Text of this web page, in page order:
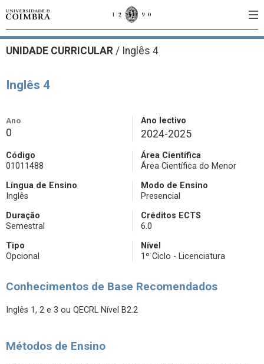
UNIDADE CURRICULAR / Inglês 4
Inglês 4
Ano
0
Ano lectivo
2024-2025
Código
01011488
Área Científica
Área Científica do Menor
Língua de Ensino
Inglês
Modo de Ensino
Presencial
Duração
Semestral
Créditos ECTS
6.0
Tipo
Opcional
Nível
1º Ciclo - Licenciatura
Conhecimentos de Base Recomendados
Inglês 1, 2 e 3 ou QECRL Nível B2.2
Métodos de Ensino